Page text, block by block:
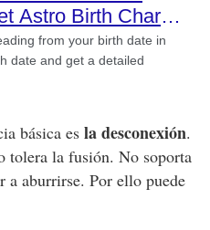
básica es la desconexión.
tolera la fusión. No soporta
a aburrirse. Por ello puede